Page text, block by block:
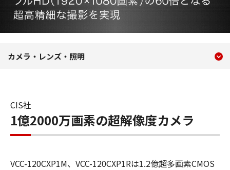
120MXS CMOSセンサー
現在のコンテンツ
カメラ・レンズ・照明
CIS社
1億2000万画素の超解像度カメラ
VCC-120CXP1M、VCC-120CXP1Rは1.2億超多画素CMOS